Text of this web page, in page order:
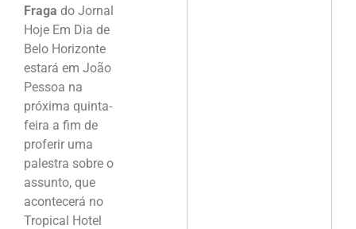
Fraga do Jornal
Hoje Em Dia de
Belo Horizonte
estará em João
Pessoa na
próxima quinta-
feira a fim de
proferir uma
palestra sobre o
assunto, que
acontecerá no
Tropical Hotel